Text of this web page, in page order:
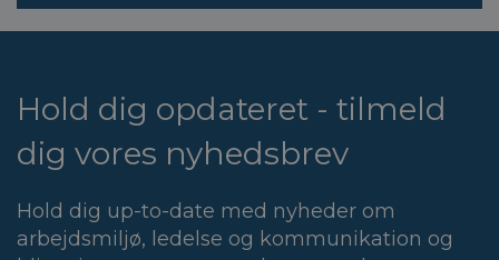
Hold dig opdateret - tilmeld
dig vores nyhedsbrev
Hold dig up-to-date med nyheder om
arbejdsmiljø, ledelse og kommunikation og